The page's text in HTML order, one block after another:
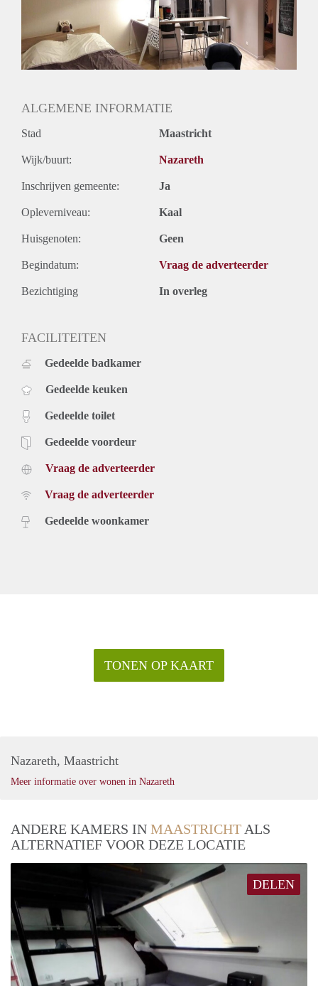
Huisgenoten: Ja
Geslacht huisgenoten: Gemengd
ALGEMENE INFORMATIE
Stad Maastricht
Wijk/buurt: Nazareth
Inschrijven gemeente: Ja
Opleverniveau: Kaal
Huisgenoten: Geen
Begindatum: Vraag de adverteerder
Bezichtiging In overleg
FACILITEITEN
Gedeelde badkamer
Gedeelde keuken
Gedeelde toilet
Gedeelde voordeur
Vraag de adverteerder
Vraag de adverteerder
Gedeelde woonkamer
TONEN OP KAART
Nazareth, Maastricht
Meer informatie over wonen in Nazareth
ANDERE KAMERS IN MAASTRICHT ALS
ALTERNATIEF VOOR DEZE LOCATIE
DELEN